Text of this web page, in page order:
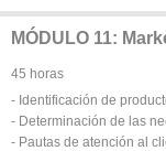
MÓDULO 11:
45 horas
- Identificación de
- Determinación de las
- Pautas de atención al